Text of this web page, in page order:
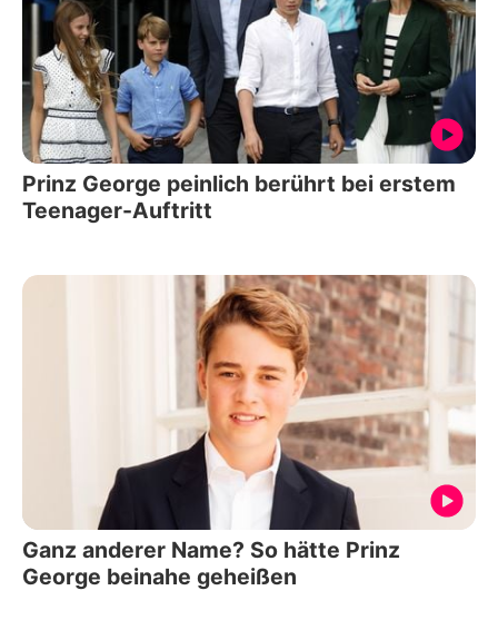
Prinz George peinlich berührt bei erstem
Teenager-Auftritt
Ganz anderer Name? So hätte Prinz
George beinahe geheißen